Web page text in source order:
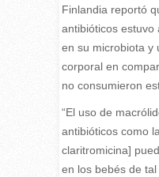
Finlandia reportó
antibióticos estuvo
en su microbiota y
corporal en
no consumieron
“El uso de
antibióticos como
claritromicina]
en los bebés de